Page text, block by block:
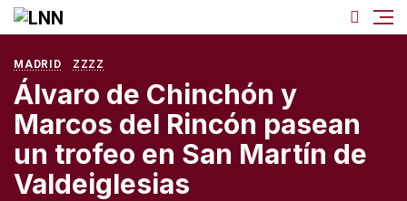
MADRID ZZZZ
Álvaro de Chinchón y
Marcos del Rincón pasean
un trofeo en San Martín de
Valdeiglesias